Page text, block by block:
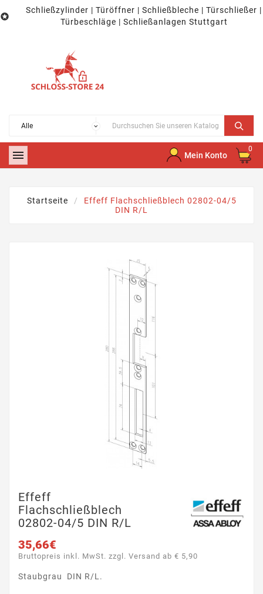

Schließzylinder | Türöffner | Schließbleche | Türschließer |
Türbeschläge | Schließanlagen Stuttgart
 Mein Konto
0
Startseite
Effeff Flachschließblech 02802-04/5
DIN R/L
Effeff
Flachschließblech
02802-04/5 DIN R/L
35,66€
Bruttopreis inkl. MwSt. zzgl. Versand ab € 5,90
Staubgrau DIN R/L.